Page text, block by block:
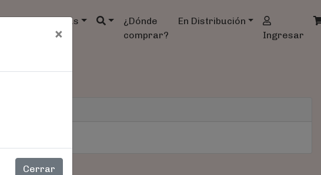
Agendas
¿Dónde
comprar?
En Distribución
Ingresar
×
Cerrar